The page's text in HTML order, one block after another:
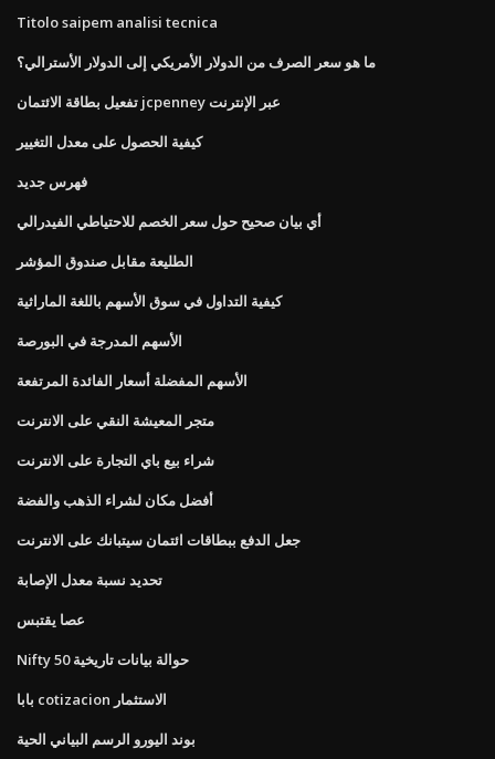
Titolo saipem analisi tecnica
ما هو سعر الصرف من الدولار الأمريكي إلى الدولار الأسترالي؟
تفعيل بطاقة الائتمان jcpenney عبر الإنترنت
كيفية الحصول على معدل التغيير
فهرس جديد
أي بيان صحيح حول سعر الخصم للاحتياطي الفيدرالي
الطليعة مقابل صندوق المؤشر
كيفية التداول في سوق الأسهم باللغة الماراثية
الأسهم المدرجة في البورصة
الأسهم المفضلة أسعار الفائدة المرتفعة
متجر المعيشة النقي على الانترنت
شراء بيع باي التجارة على الانترنت
أفضل مكان لشراء الذهب والفضة
جعل الدفع ببطاقات ائتمان سيتبانك على الانترنت
تحديد نسبة معدل الإصابة
عصا يقتبس
Nifty 50 حوالة بيانات تاريخية
بابا cotizacion الاستثمار
بوند اليورو الرسم البياني الحية